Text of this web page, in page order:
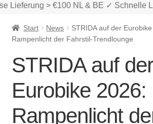
Die Modelle
Katalog
Lieferung > €100 NL & BE ✓ Schnelle
Start News
STRIDA auf der
Rampenlicht der Fahrstil-Trendlounge
STRIDA auf der
Eurobike 2026:
Rampenlicht